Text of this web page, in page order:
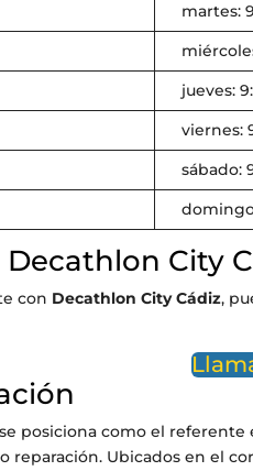
martes:
jueves:
viernes:
sábado:
City
con Decathlon City Cádiz,
posiciona como el referente
reparación. Ubicados en el